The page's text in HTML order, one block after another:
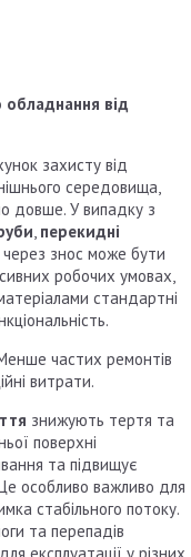
від
захисту від
середовища,
довше. У випадку з
, перекидні
через знос може бути
робочих умовах,
стандартні
частих ремонтів
витрати.
знижують тертя та
поверхні
та підвищує
особливо важливо для
стабільного потоку.
та перепадів